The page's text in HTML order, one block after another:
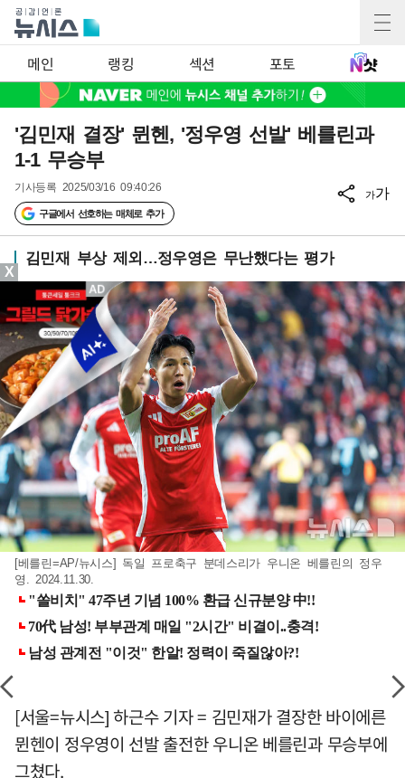
메인 랭킹 섹션 포토
'김민재 결장' 뮌헨, '정우영 선발' 베를린과
1-1 무승부
기사등록 2025/03/16 09:40:26
구글에서 선호하는 매체로 추가
가가
김민재 부상 제외…정우영은 무난했다는 평가
[베를린=AP/뉴시스] 독일 프로축구 분데스리가 우니온 베를린의 정우
영. 2024.11.30.
[서울=뉴시스] 하근수 기자 = 김민재가 결장한 바이에른
뮌헨이 정우영이 선발 출전한 우니온 베를린과 무승부에
그쳤다.
X